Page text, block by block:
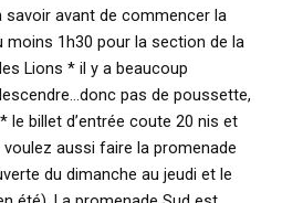
avant de commencer la
1h30 pour la section de la
Lions * il y a beaucoup
pas de poussette,
le billet d’entrée coute 20 nis et
aussi faire la promenade
du dimanche au jeudi et le